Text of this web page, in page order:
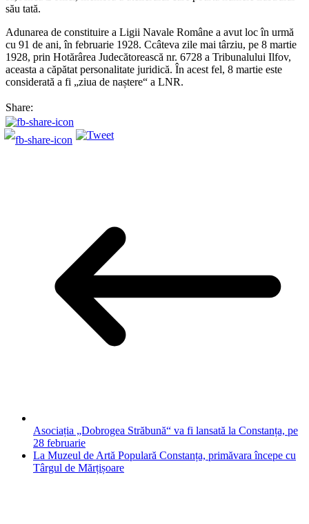
său tată.
Adunarea de constituire a Ligii Navale Române a avut loc în urmă
cu 91 de ani, în februarie 1928. Ccâteva zile mai târziu, pe 8 martie
1928, prin Hotărârea Judecătorească nr. 6728 a Tribunalului Ilfov,
aceasta a căpătat personalitate juridică. În acest fel, 8 martie este
considerată a fi „ziua de naștere“ a LNR.
Share:
Asociația „Dobrogea Străbună“ va fi lansată la Constanța, pe
28 februarie
La Muzeul de Artă Populară Constanța, primăvara începe cu
Târgul de Mărțișoare